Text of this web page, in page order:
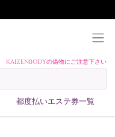
KAIZENBODYの偽物にご注意下さい
都度払いエステ券一覧